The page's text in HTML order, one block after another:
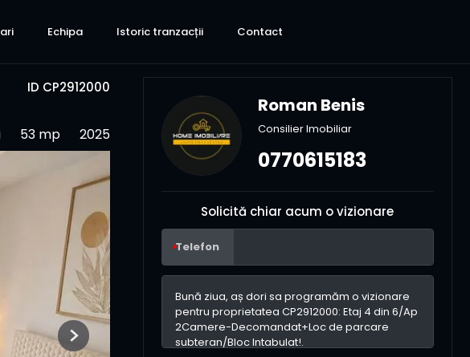
Echipa Istoric tranzacții Contact
ID CP2912000
53 mp 2025
Next
Roman Benis
Consilier Imobiliar
0770615183
Solicită chiar acum o vizionare
Telefon